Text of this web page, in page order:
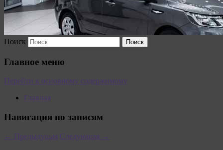
Поиск
Главное меню
Перейти к основному содержимому
Главная
Навигация по записям
← Предыдущая Следующая →